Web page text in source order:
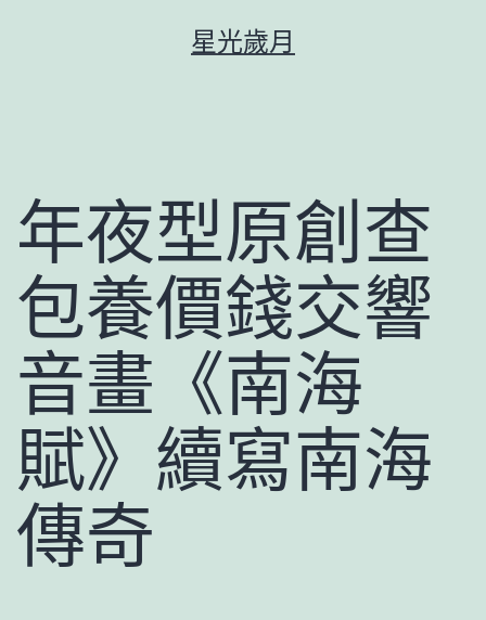
星光歲月
年夜型原創查
包養價錢交響
音畫《南海
賦》續寫南海
傳奇